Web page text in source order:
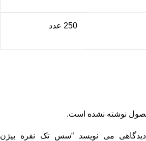
250 عدد
نوشته نشده است.
می نویسد “سس تک نفره بیژن